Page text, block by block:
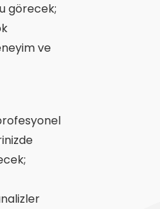
görecek;
ve